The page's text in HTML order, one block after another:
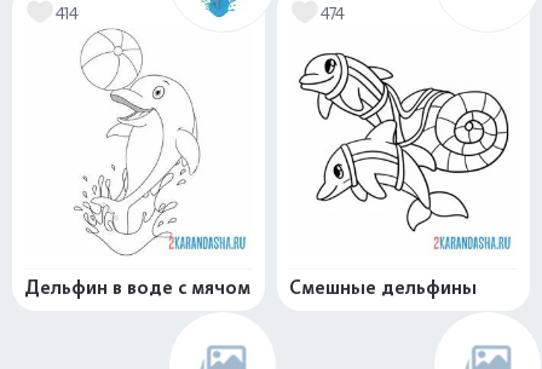
414
Дельфин в воде с мячом
474
Смешные дельфины